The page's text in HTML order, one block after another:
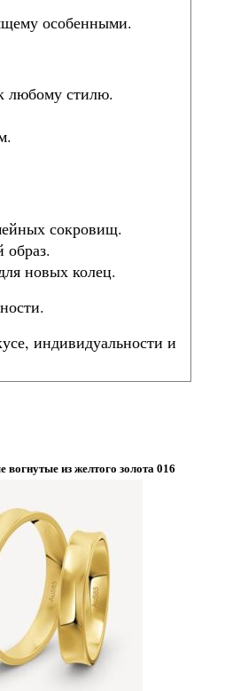
особенными.
любому стилю.
сокровищ.
образ.
новых колец.
индивидуальности и
вогнутые из желтого золота 016